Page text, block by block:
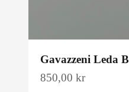
Gavazzeni Leda
Salgspris
850,00 kr